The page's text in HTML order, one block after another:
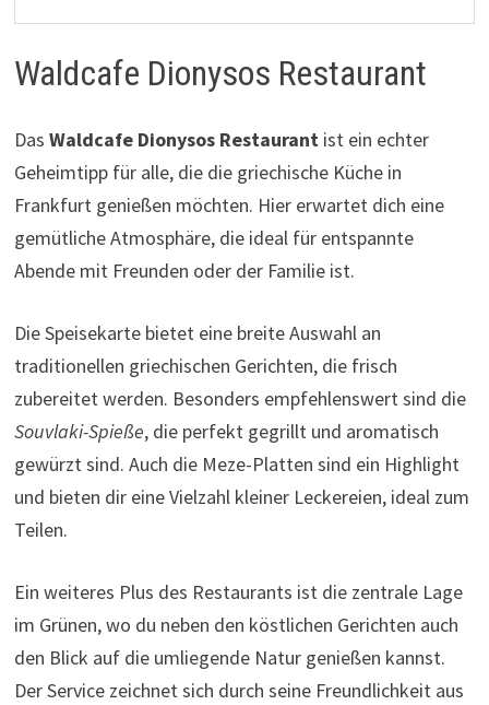
Waldcafe Dionysos Restaurant
Das Waldcafe Dionysos Restaurantist ein echter
Geheimtipp für alle, die die griechische Küche in
Frankfurt genießen möchten. Hier erwartet dich eine
gemütliche Atmosphäre, die ideal für entspannte
Abende mit Freunden oder der Familie ist.
Die Speisekarte bietet eine breite Auswahl an
traditionellen griechischen Gerichten, die frisch
zubereitet werden. Besonders empfehlenswert sind die
Souvlaki-Spieße, die perfekt gegrillt und aromatisch
gewürzt sind. Auch die Meze-Platten sind ein Highlight
und bieten dir eine Vielzahl kleiner Leckereien, ideal zum
Teilen.
Ein weiteres Plus des Restaurants ist die zentrale Lage
im Grünen, wo du neben den köstlichen Gerichten auch
den Blick auf die umliegende Natur genießen kannst.
Der Service zeichnet sich durch seine Freundlichkeit aus